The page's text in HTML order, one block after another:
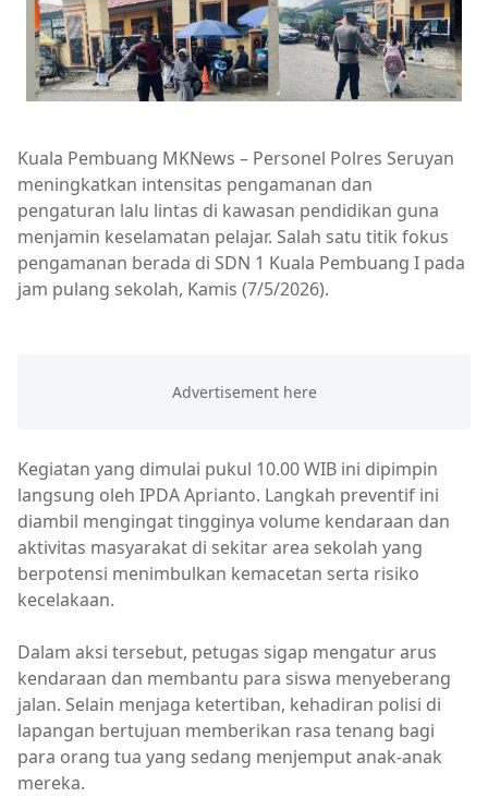
Kuala Pembuang MKNews – Personel Polres Seruyan
meningkatkan intensitas pengamanan dan
pengaturan lalu lintas di kawasan pendidikan guna
menjamin keselamatan pelajar. Salah satu titik fokus
pengamanan berada di SDN 1 Kuala Pembuang I pada
jam pulang sekolah, Kamis (7/5/2026).
Kegiatan yang dimulai pukul 10.00 WIB ini dipimpin
langsung oleh IPDA Aprianto. Langkah preventif ini
diambil mengingat tingginya volume kendaraan dan
aktivitas masyarakat di sekitar area sekolah yang
berpotensi menimbulkan kemacetan serta risiko
kecelakaan.
Dalam aksi tersebut, petugas sigap mengatur arus
kendaraan dan membantu para siswa menyeberang
jalan. Selain menjaga ketertiban, kehadiran polisi di
lapangan bertujuan memberikan rasa tenang bagi
para orang tua yang sedang menjemput anak-anak
mereka.